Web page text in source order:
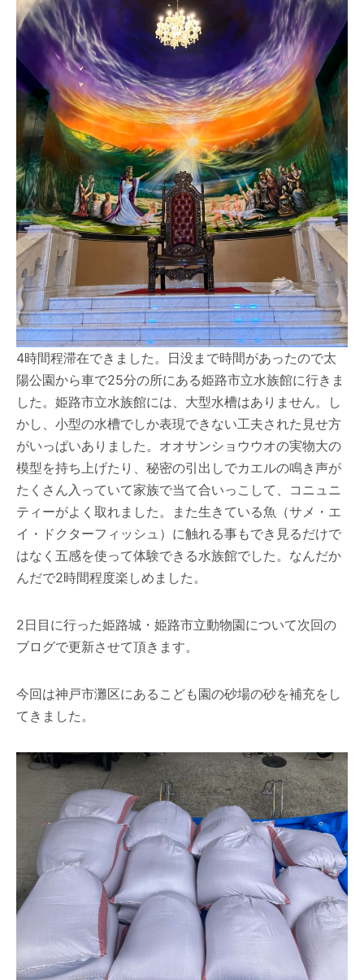
4時間程滞在できました。日没まで時間があったので太
陽公園から車で25分の所にある姫路市立水族館に行きま
した。姫路市立水族館には、大型水槽はありません。し
かし、小型の水槽でしか表現できない工夫された見せ方
がいっぱいありました。オオサンショウウオの実物大の
模型を持ち上げたり、秘密の引出しでカエルの鳴き声が
たくさん入っていて家族で当て合いっこして、コニュニ
ティーがよく取れました。また生きている魚（サメ・エ
イ・ドクターフィッシュ）に触れる事もでき見るだけで
はなく五感を使って体験できる水族館でした。なんだか
んだで2時間程度楽しめました。
2日目に行った姫路城・姫路市立動物園について次回の
ブログで更新させて頂きます。
今回は神戸市灘区にあるこども園の砂場の砂を補充をし
てきました。